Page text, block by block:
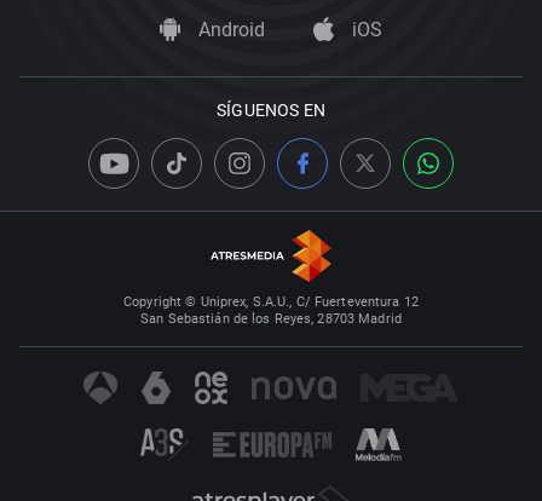
Android iOS
SÍGUENOS EN
Copyright © Uniprex, S.A.U., C/ Fuerteventura 12
San Sebastián de los Reyes, 28703 Madrid